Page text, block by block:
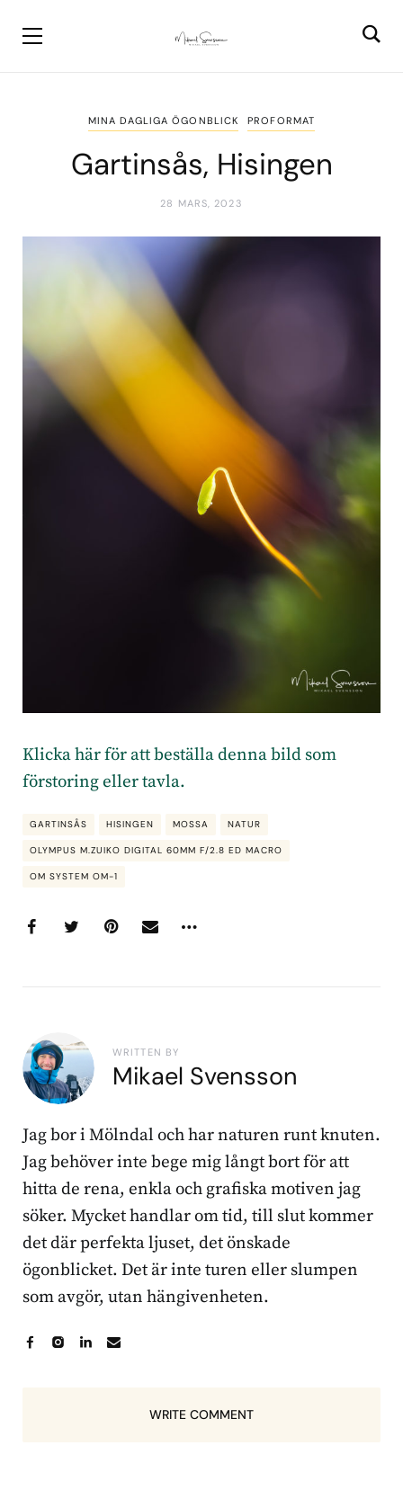
MINA DAGLIGA ÖGONBLICK PROFORMAT
Gartinsås, Hisingen
28 MARS, 2023
Klicka här för att beställa denna bild som
förstoring eller tavla.
GARTINSÅS HISINGEN MOSSA NATUR
OLYMPUS M.ZUIKO DIGITAL 60MM F/2.8 ED MACRO
OM SYSTEM OM-1
WRITTEN BY
Mikael Svensson
Jag bor i Mölndal och har naturen runt knuten.
Jag behöver inte bege mig långt bort för att
hitta de rena, enkla och grafiska motiven jag
söker. Mycket handlar om tid, till slut kommer
det där perfekta ljuset, det önskade
ögonblicket. Det är inte turen eller slumpen
som avgör, utan hängivenheten.
WRITE COMMENT